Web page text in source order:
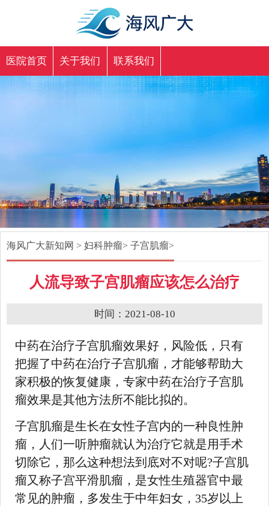
医院首页 关于我们 联系我们
海风广大新知网 >妇科肿瘤>子宫肌瘤>
人流导致子宫肌瘤应该怎么治疗
时间：2021-08-10
中药在治疗子宫肌瘤效果好，风险低，只有
把握了中药在治疗子宫肌瘤，才能够帮助大
家积极的恢复健康，专家中药在治疗子宫肌
瘤效果是其他方法所不能比拟的。
子宫肌瘤是生长在女性子宫内的一种良性肿
瘤，人们一听肿瘤就认为治疗它就是用手术
切除它，那么这种想法到底对不对呢?子宫肌
瘤又称子宫平滑肌瘤，是女性生殖器官中最
常见的肿瘤，多发生于中年妇女，35岁以上